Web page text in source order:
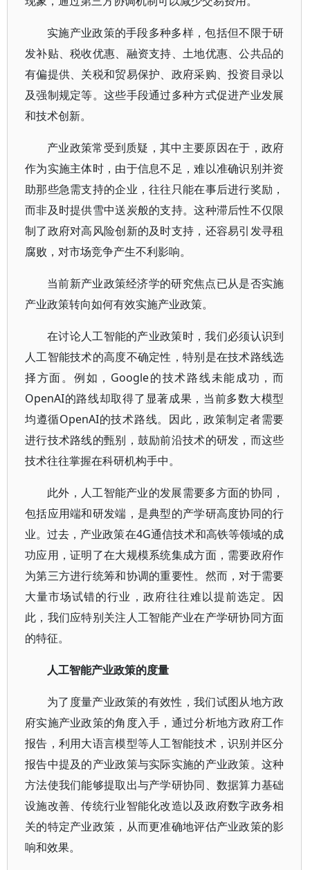
实施产业政策的手段多种多样，包括但不限于研
发补贴、税收优惠、融资支持、土地优惠、公共品的
有偏提供、关税和贸易保护、政府采购、投资目录以
及强制规定等。这些手段通过多种方式促进产业发展
和技术创新。
产业政策常受到质疑，其中主要原因在于，政府
作为实施主体时，由于信息不足，难以准确识别并资
助那些急需支持的企业，往往只能在事后进行奖励，
而非及时提供雪中送炭般的支持。这种滞后性不仅限
制了政府对高风险创新的及时支持，还容易引发寻租
腐败，对市场竞争产生不利影响。
当前新产业政策经济学的研究焦点已从是否实施
产业政策转向如何有效实施产业政策。
在讨论人工智能的产业政策时，我们必须认识到
人工智能技术的高度不确定性，特别是在技术路线选
择方面。例如，Google的技术路线未能成功，而
OpenAI的路线却取得了显著成果，当前多数大模型
均遵循OpenAI的技术路线。因此，政策制定者需要
进行技术路线的甄别，鼓励前沿技术的研发，而这些
技术往往掌握在科研机构手中。
此外，人工智能产业的发展需要多方面的协同，
包括应用端和研发端，是典型的产学研高度协同的行
业。过去，产业政策在4G通信技术和高铁等领域的成
功应用，证明了在大规模系统集成方面，需要政府作
为第三方进行统筹和协调的重要性。然而，对于需要
大量市场试错的行业，政府往往难以提前选定。因
此，我们应特别关注人工智能产业在产学研协同方面
的特征。
人工智能产业政策的度量
为了度量产业政策的有效性，我们试图从地方政
府实施产业政策的角度入手，通过分析地方政府工作
报告，利用大语言模型等人工智能技术，识别并区分
报告中提及的产业政策与实际实施的产业政策。这种
方法使我们能够提取出与产学研协同、数据算力基础
设施改善、传统行业智能化改造以及政府数字政务相
关的特定产业政策，从而更准确地评估产业政策的影
响和效果。